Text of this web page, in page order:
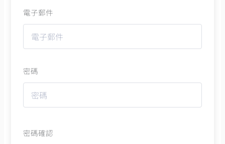
電子郵件
密碼
密碼確認